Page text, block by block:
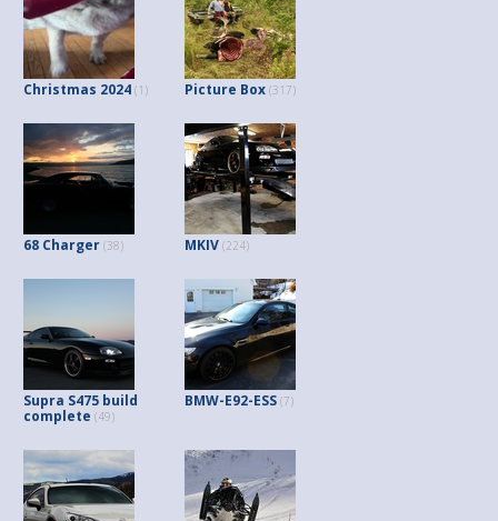
Christmas 2024 (1) Picture Box (317)
68 Charger (38) MKIV (224)
Supra S475 build
complete (49)
BMW-E92-ESS (7)